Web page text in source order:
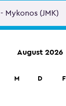
August 2026
M D F